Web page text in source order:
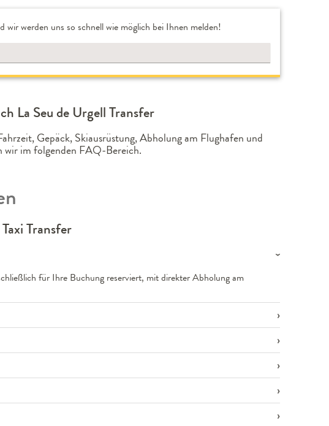
werden uns so schnell wie möglich bei Ihnen melden!
La Seu de Urgell Transfer
Gepäck, Skiausrüstung, Abholung am Flughafen und
wir im folgenden FAQ-Bereich.
Transfer
für Ihre Buchung reserviert, mit direkter Abholung am